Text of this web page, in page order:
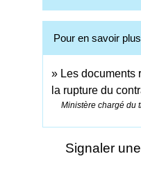
Pour en savoir plus
Les documents
la rupture du
Ministère chargé du
Signaler